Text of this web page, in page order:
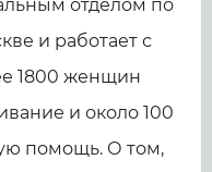
отделом по
и работает с
1800 женщин
и около 100
помощь. О том,